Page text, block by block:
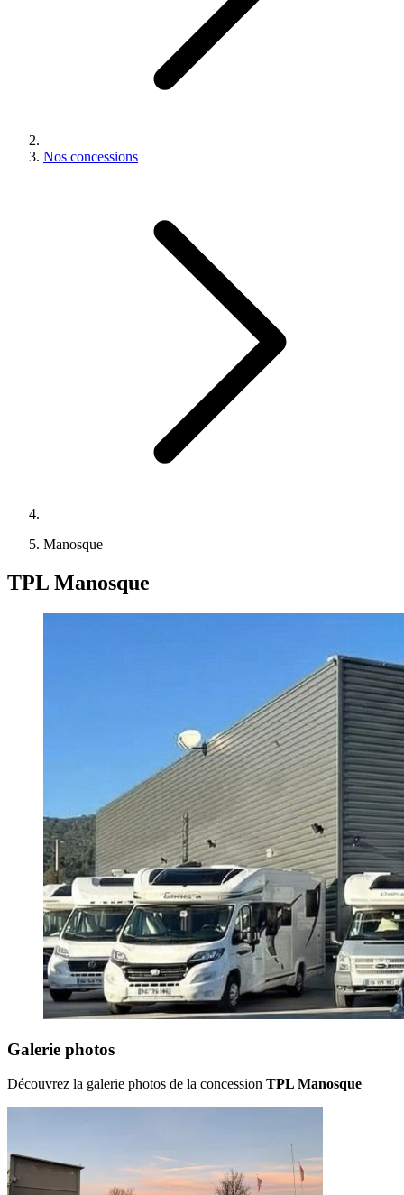
Nos concessions
Manosque
TPL Manosque
Galerie photos
Découvrez la galerie photos de la concession TPL Manosque